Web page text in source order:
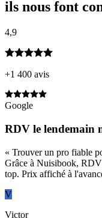
ils nous font
4,9
+1 400 avis
Google
RDV le lendemain
« Trouver un pro fiable
Grâce à Nuisibook,
top. Prix affiché à
V
Victor